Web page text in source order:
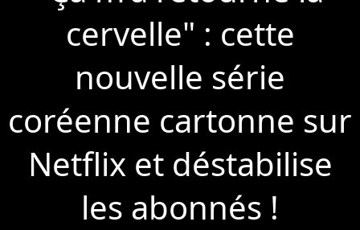
cervelle" : cette
nouvelle série
coréenne cartonne sur
Netflix et déstabilise
les abonnés !